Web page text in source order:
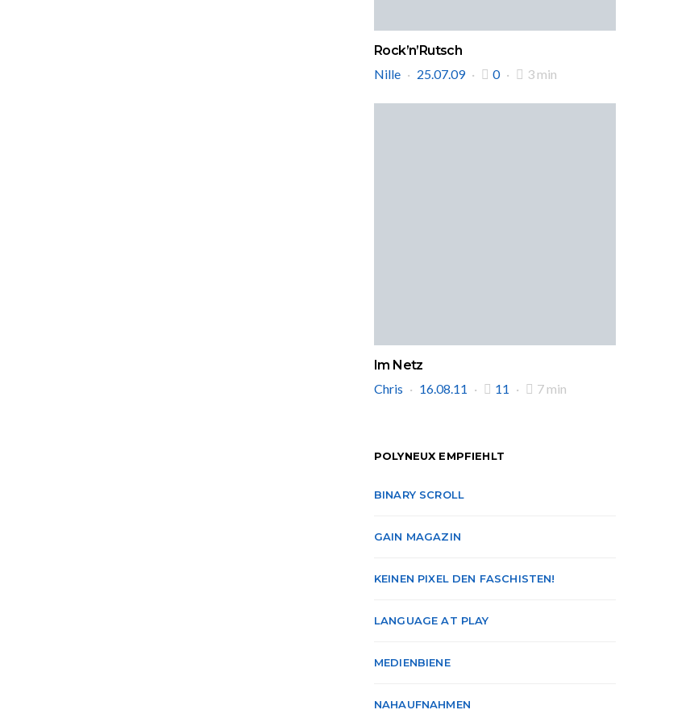
Rock’n’Rutsch
Nille
25.07.09 0 3 min
Im Netz
Chris
16.08.11 11 7 min
POLYNEUX EMPFIEHLT
BINARY SCROLL
GAIN MAGAZIN
KEINEN PIXEL DEN FASCHISTEN!
LANGUAGE AT PLAY
MEDIENBIENE
NAHAUFNAHMEN